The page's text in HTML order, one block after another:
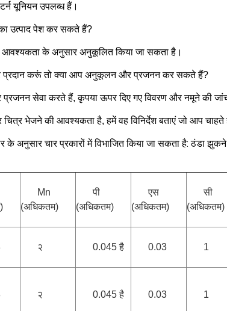
यूनियन उपलब्ध हैं।
उत्पाद पेश कर सकते हैं?
आवश्यकता के अनुसार अनुकूलित किया जा सकता है।
प्रदान करूं तो क्या आप अनुकूलन और प्रजनन कर सकते हैं?
सेवा करते हैं, कृपया ऊपर दिए गए विवरण और नमूने की
चित्र भेजने की आवश्यकता है, हमें वह विनिर्देश बताएं जो आप
अनुसार चार प्रकारों में विभाजित किया जा सकता है: ठंडा
Mn
(अधिकतम)
पी
(अधिकतम)
एस
(अधिकतम)
सी
(अधिकतम)
२ 0.045 है 0.03 1
२ 0.045 है 0.03 1